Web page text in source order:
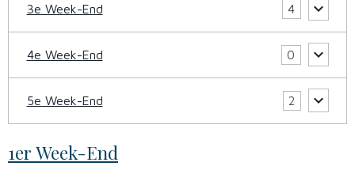
3e Week-End 4
4e Week-End 0
5e Week-End 2
1er Week-End